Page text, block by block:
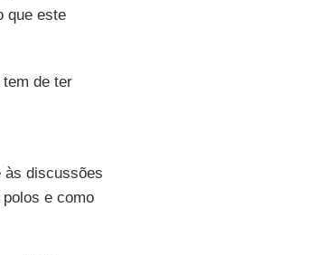
que este
tem de ter
às discussões
e como